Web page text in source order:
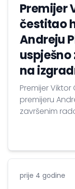
Premijer
čestitao
Andreju
na
Premijer
premijeru
završenim
kopnena
teritorija
prije 4 godine